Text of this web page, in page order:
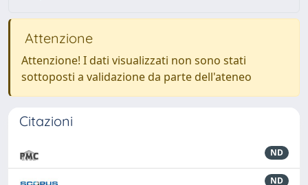
Attenzione
Attenzione! I dati visualizzati non sono stati
sottoposti a validazione da parte dell'ateneo
Citazioni
ND
ND